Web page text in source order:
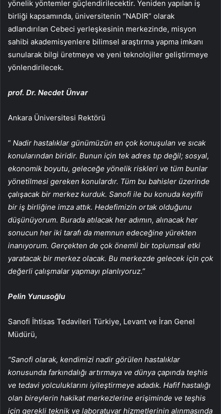
yönelik yöntemler güçlendirilecektir. Yeniden yapılan iş
birliği kapsamında, üniversitenin “NADIR” olarak
adlandırılan Cebeci yerleşkesinin merkezinde, misyon
sahibi akademisyenlere bilimsel araştırma yapma imkanı
sunularak bilgi üretmeye ve yeni teknolojiler geliştirmeye
yönlendirilecek.
prof. Dr. Necdet Ünvar
Ankara Üniversitesi Rektörü
“ Nadir hastalıklar günümüzün en çok konuşulan ve sıcak
konularından biridir. Bunun için tek adres tıp değil; sosyal,
ekonomik boyutu, geleceğe yönelik riskleri ve tüm bunlar
yönetilmesi gereken konulardır. Tüm bu bahisler üzerinde
çalışacak bir merkez kurduk. Sanofi ile bu konuda keyifli
bir iş birliğine imza attık. Hedefimizin ortak olduğunu
düşünüyorum. Burada atılacak her adımın, alınacak her
sonucun her iki tarafı da memnun edeceğine yürekten
inanıyorum. Gerçekten de çok önemli bir toplumsal etki
yaratacak bir merkez olacak. Bu merkezde gelecek için çok
değerli çalışmalar yapmayı planlıyoruz.”
Pelin Yunusoğlu
Sanofi İhtisas Tedavileri Türkiye, Levant ve İran Genel
Müdürü,
“Sanofi olarak, kendimizi nadir görülen hastalıklar
konusunda farkındalığı artırmaya ve dünya çapında teşhis
ve tedavi yolculuklarını iyileştirmeye adadık. Hafif hastalığı
olan bireylerin hakikat merkezlerine erişiminde ve teşhis
için gerekli teknik ve laboratuvar hizmetlerinin alınmasında